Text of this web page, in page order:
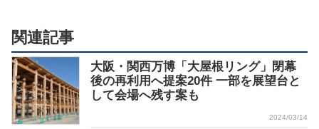
関連記事
大阪・関西万博「大屋根リング」閉幕
後の再利用へ提案20件 一部を展望台と
して会場へ残す案も
2024/03/14